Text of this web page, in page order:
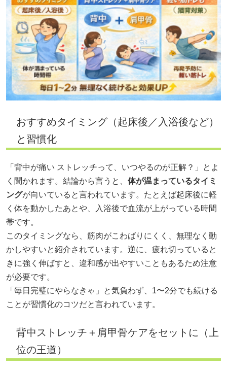
おすすめタイミング（起床後／入浴後など）
と習慣化
「背中が痛い ストレッチって、いつやるのが正解？」とよ
く聞かれます。結論から言うと、 体が温まっているタイミ
ングが向いていると言われています。たとえば起床後に軽
く体を動かしたあとや、入浴後で血流が上がっている時間
帯です。
このタイミングなら、筋肉がこわばりにくく、無理なく動
かしやすいと紹介されています。逆に、疲れ切っていると
きに強く伸ばすと、違和感が出やすいこともあるため注意
が必要です。
「毎日完璧にやらなきゃ」と気負わず、1〜2分でも続ける
ことが習慣化のコツだと言われています。
背中ストレッチ＋肩甲骨ケアをセットに（上
位の王道）